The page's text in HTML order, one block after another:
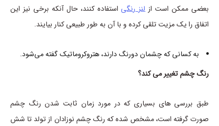
بعضی ممکن است ازلنز رنگی استفاده کنند، حال آنکه برخی نیز این
اتفاق را یک مزیت تلقی کرده و با آن به طور طبیعی کنار بیایند.
به کسانی که چشمان دورنگ دارند، هتروکروماتیک گفته می‌شود.
رنگ چشم تغییر می کند؟
طبق بررسی های بسیاری که در مورد زمان ثابت شدن رنگ چشم
صورت گرفته است، مشخص شده که رنگ چشم نوزادان از تولد تا شش